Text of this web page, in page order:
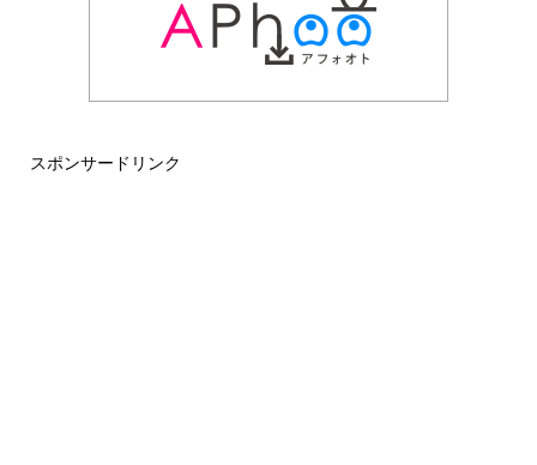
スポンサードリンク